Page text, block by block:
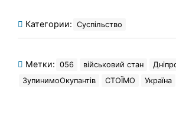
Категории: Суспільство
Метки: 056 військовий стан
ЗупинимоОкупантів
СТОЇМО Україна